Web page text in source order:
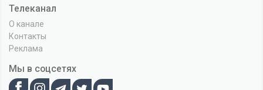
Телеканал
О канале
Контакты
Реклама
Мы в соцсетях